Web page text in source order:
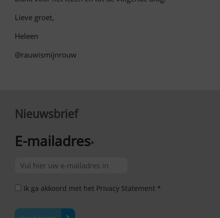
Lieve groet,
Heleen
@rauwismijnrouw
Nieuwsbrief
E-mailadres*
Ik ga akkoord met het Privacy Statement *